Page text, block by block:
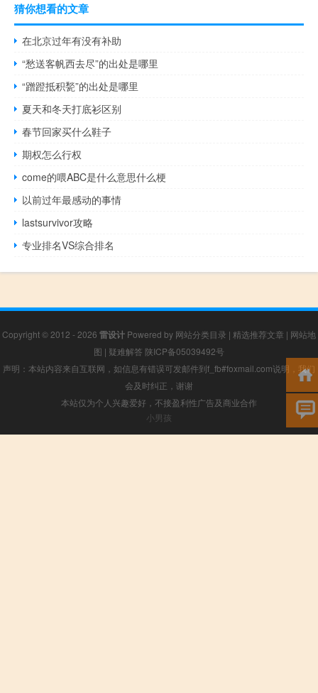
猜你想看的文章
在北京过年有没有补助
“愁送客帆西去尽”的出处是哪里
“蹭蹬抵积甃”的出处是哪里
夏天和冬天打底衫区别
春节回家买什么鞋子
期权怎么行权
come的喂ABC是什么意思什么梗
以前过年最感动的事情
lastsurvivor攻略
专业排名VS综合排名
Copyright © 2012 - 2026 雷设计 Powered by 网站分类目录 | 精选推荐文章 | 网站地
图 | 疑难解答 陕ICP备05039492号
声明：本站内容来自互联网，如信息有错误可发邮件到f_fb#foxmail.com说明，我们
会及时纠正，谢谢
本站仅为个人兴趣爱好，不接盈利性广告及商业合作
小男孩